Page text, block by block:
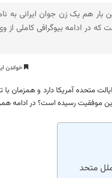
هم یک زن جوان ایرانی به
در ادامه بیوگرافی کاملی از وی
خواندن این مطلب
متحده آمریکا دارد و همزمان با
موفقیت رسیده است؟ در ادامه
متحد